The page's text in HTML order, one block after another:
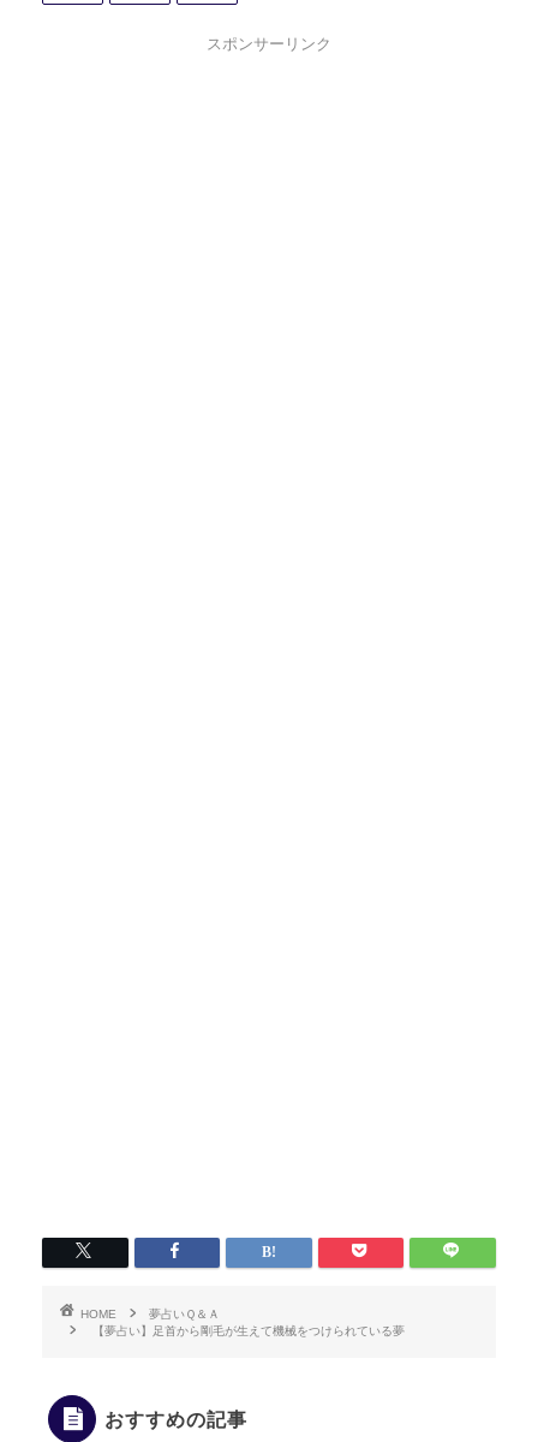
スポンサーリンク
HOME
夢占いＱ＆Ａ
【夢占い】足首から剛毛が生えて機械をつけられている夢
おすすめの記事